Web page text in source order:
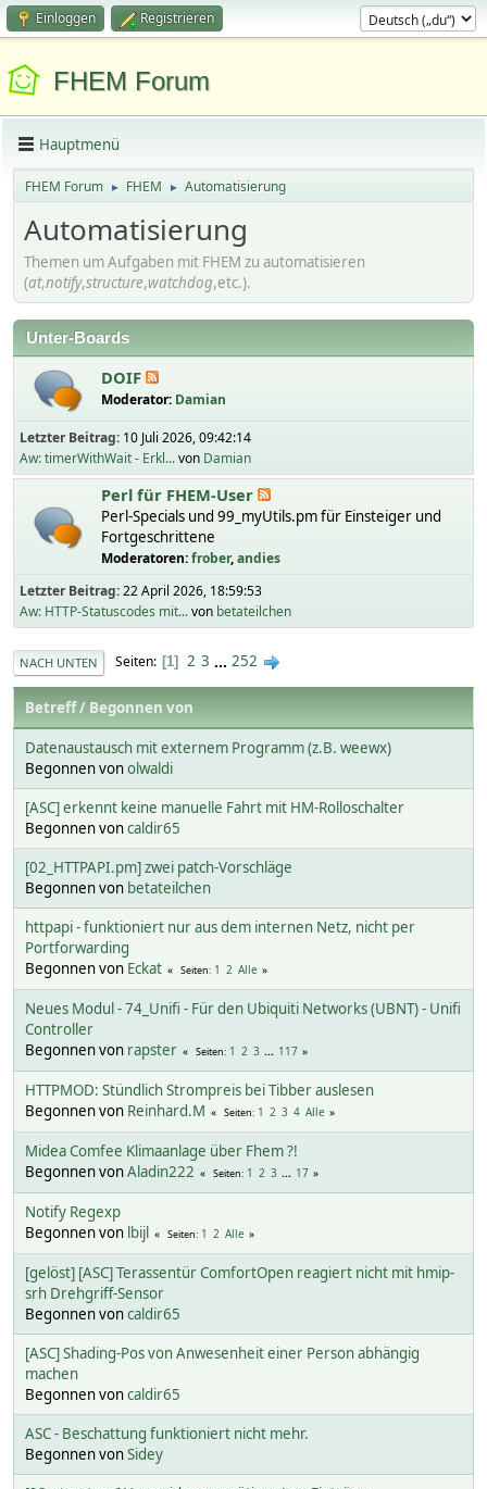
Einloggen Registrieren
FHEM Forum
Hauptmenü
FHEM Forum ► FHEM ► Automatisierung
Automatisierung
Themen um Aufgaben mit FHEM zu automatisieren
(at,notify,structure,watchdog,etc.).
Unter-Boards
DOIF
Moderator: Damian
Letzter Beitrag: 10 Juli 2026, 09:42:14
Aw: timerWithWait - Erkl...von Damian
Perl für FHEM-User
Perl-Specials und 99_myUtils.pm für Einsteiger und
Fortgeschrittene
Moderatoren:frober,andies
Letzter Beitrag:22 April 2026, 18:59:53
Aw: HTTP-Statuscodes mit...von betateilchen
NACH UNTEN Seiten 1 2 3 ... 252
Betreff/ Begonnen von
Datenaustausch mit externem Programm (z.B. weewx)
Begonnen vonolwaldi
[ASC] erkennt keine manuelle Fahrt mit HM-Rolloschalter
Begonnen voncaldir65
[02_HTTPAPI.pm] zwei patch-Vorschläge
Begonnen von betateilchen
httpapi - funktioniert nur aus dem internen Netz, nicht per
Portforwarding
Begonnen von Eckat Seiten 1 2 Alle
Neues Modul - 74_Unifi - Für den Ubiquiti Networks (UBNT) - Unifi
Controller
Begonnen von rapster Seiten 1 2 3 ... 117
HTTPMOD: Stündlich Strompreis bei Tibber auslesen
Begonnen von Reinhard.M Seiten 1 2 3 4 Alle
Midea Comfee Klimaanlage über Fhem ?!
Begonnen vonAladin222 Seiten 1 2 3 ... 17
Notify Regexp
Begonnen von lbijl Seiten 1 2 Alle
[gelöst] [ASC] Terassentür ComfortOpen reagiert nicht mit hmip-
srh Drehgriff-Sensor
Begonnen voncaldir65
[ASC] Shading-Pos von Anwesenheit einer Person abhängig
machen
Begonnen voncaldir65
ASC - Beschattung funktioniert nicht mehr.
Begonnen vonSidey